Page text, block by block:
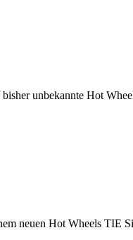
unbekannte Hot
neuen Hot Wheels TIE